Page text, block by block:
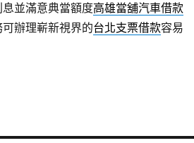
並滿意典當額度高雄當舖汽車借款
辦理嶄新視界的台北支票借款容易